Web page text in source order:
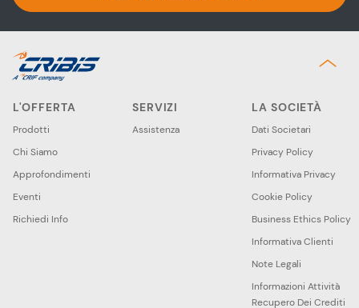
L'OFFERTA
Prodotti
Chi Siamo
Approfondimenti
Eventi
Richiedi Info
SERVIZI
Assistenza
LA SOCIETÀ
Dati Societari
Privacy Policy
Informativa Privacy
Cookie Policy
Business Ethics Policy
Informativa Clienti
Note Legali
Informazioni Attività
Recupero Dei Crediti